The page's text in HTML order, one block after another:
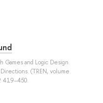
Games and Logic Design.
(TREN, volume
419–450.